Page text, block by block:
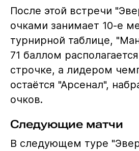
После этой встречи
очками занимает 10-е
турнирной таблице,
71 баллом
строчке, а лидером
остаётся "Арсенал",
очков.
Следующие матчи
В следующем туре